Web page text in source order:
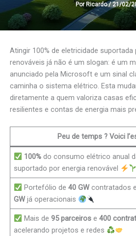
Por Ricardo/21/02/
Atingir 100% de eletricidade suportada
renováveis já não é um slogan: é um
anunciado pela Microsoft e um sinal
caminha o sistema elétrico. Esta
diretamente a quem valoriza casas
resilientes e contas de energia mais
Peu de temps ? Voici
100%do consumo elétrico anual
suportado por energia renovável
Portefólio de 40 GWcontratados
GW já operacionais
Mais de 95 parceirose 400
acelerando projetos e redes